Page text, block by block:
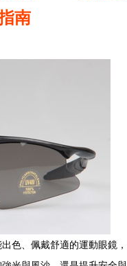
南
色、佩戴舒適的運動眼鏡，